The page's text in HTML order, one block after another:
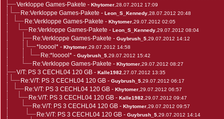
Verkloppe Games-Pakete - Khytomer ,28.07.2012 17:09
Re:Verkloppe Games-Pakete - Leon_S_Kennedy ,28.07.2012 20:48
Re:Verkloppe Games-Pakete - Khytomer ,29.07.2012 02:05
Re:Verkloppe Games-Pakete - Leon_S_Kennedy ,29.07.2012 08:04
Re:Verkloppe Games-Pakete - Guybrush_5 ,29.07.2012 14:12
*looool* - Khytomer ,29.07.2012 14:58
Re:*looool* - Guybrush_5 ,29.07.2012 15:42
Re:Verkloppe Games-Pakete - Khytomer ,29.07.2012 08:27
V/T: PS 3 CECHL04 120 GB - Kalle1982 ,27.07.2012 13:35
Re:V/T: PS 3 CECHL04 120 GB - Guybrush_5 ,29.07.2012 06:17
Re:V/T: PS 3 CECHL04 120 GB - Khytomer ,29.07.2012 06:57
Re:V/T: PS 3 CECHL04 120 GB - Kalle1982 ,29.07.2012 09:47
Re:V/T: PS 3 CECHL04 120 GB - Khytomer ,29.07.2012 09:57
Re:V/T: PS 3 CECHL04 120 GB - Guybrush_5 ,29.07.2012 14:14